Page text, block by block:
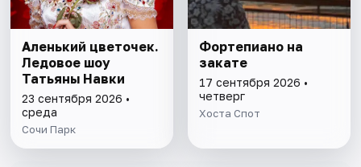
Аленький цветочек.
Ледовое шоу
Татьяны Навки
23 сентября 2026 •
среда
Сочи Парк
Фортепиано на
закате
17 сентября 2026 •
четверг
Хоста Спот